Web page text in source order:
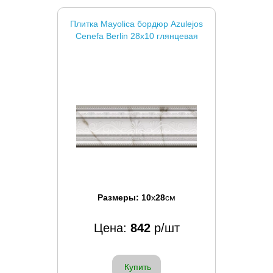
Плитка Mayolica бордюр Azulejos
Cenefa Berlin 28x10 глянцевая
Размеры: 10x28см
Цена: 842р/шт
Купить